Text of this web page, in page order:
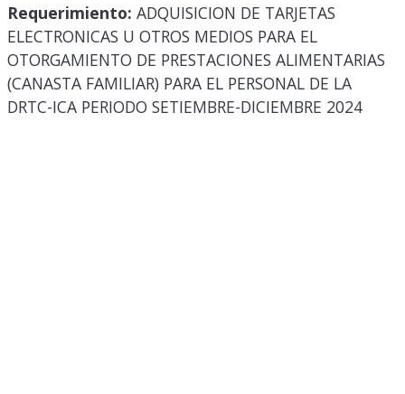
Requerimiento: ADQUISICION DE TARJETAS
ELECTRONICAS U OTROS MEDIOS PARA EL
OTORGAMIENTO DE PRESTACIONES ALIMENTARIAS
(CANASTA FAMILIAR) PARA EL PERSONAL DE LA
DRTC-ICA PERIODO SETIEMBRE-DICIEMBRE 2024